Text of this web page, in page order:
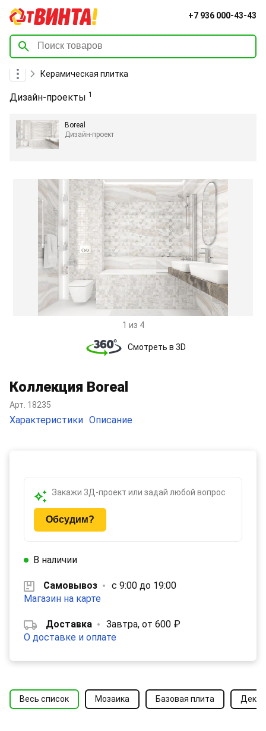
+7 936 000-43-43
Керамическая плитка
Дизайн-проекты 1
Boreal
Дизайн-проект
1 из 4
Смотреть в 3D
Коллекция Boreal
Арт. 18235
Характеристики Описание
Закажи 3Д-проект или задай любой вопрос
Обсудим?
В наличии
Самовывоз
с 9:00 до 19:00
Магазин на карте
Доставка
Завтра, от 600 ₽
О доставке и оплате
Весь список Мозаика Базовая плита Декор